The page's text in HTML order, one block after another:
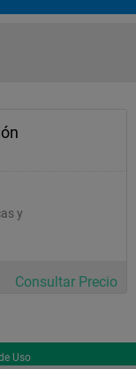
y
Consultar Precio
Uso